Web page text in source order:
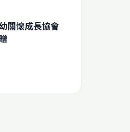
關懷成長協會